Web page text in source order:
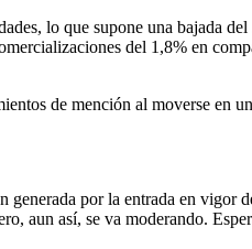
lo que supone una bajada
del 1,8% en
de mención al moverse en
por la entrada en vigor
aun así, se va moderando.